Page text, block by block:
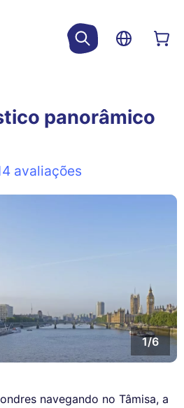
panorâmico
avaliações
1/6
navegando no Tâmisa, a